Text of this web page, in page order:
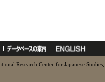
Research Center for Japanese